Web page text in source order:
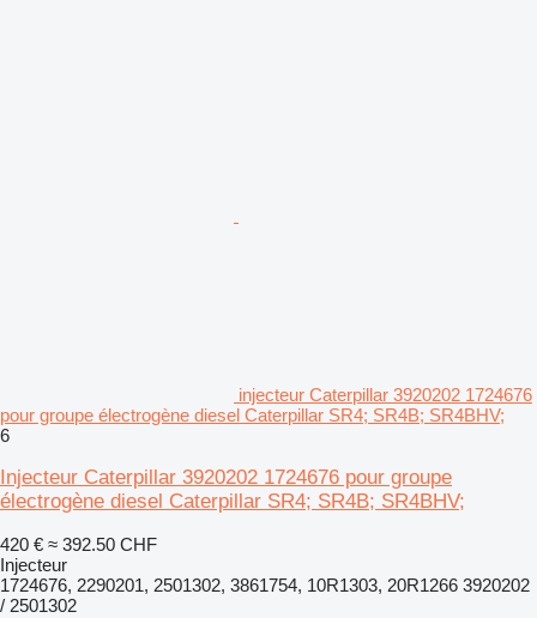
injecteur Caterpillar 3920202 1724676
pour groupe électrogène diesel Caterpillar SR4; SR4B; SR4BHV;
6
Injecteur Caterpillar 3920202 1724676 pour groupe
électrogène diesel Caterpillar SR4; SR4B; SR4BHV;
420 € ≈ 392.50 CHF
Injecteur
1724676, 2290201, 2501302, 3861754, 10R1303, 20R1266 3920202
/ 2501302